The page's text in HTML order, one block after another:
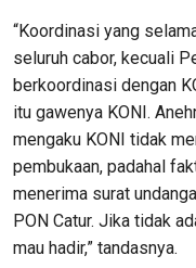
“Koordinasi yang
seluruh cabor, kecuali
berkoordinasi dengan
itu gawenya KONI.
mengaku KONI tidak
pembukaan, padahal
menerima surat
PON Catur. Jika tidak
mau hadir,” tandasnya.